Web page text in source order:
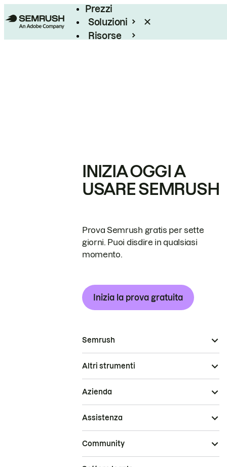
Prezzi
Soluzioni
Risorse
INIZIA OGGI A
USARE SEMRUSH
Prova Semrush gratis per sette
giorni. Puoi disdire in qualsiasi
momento.
Inizia la prova gratuita
Semrush
Altri strumenti
Azienda
Assistenza
Community